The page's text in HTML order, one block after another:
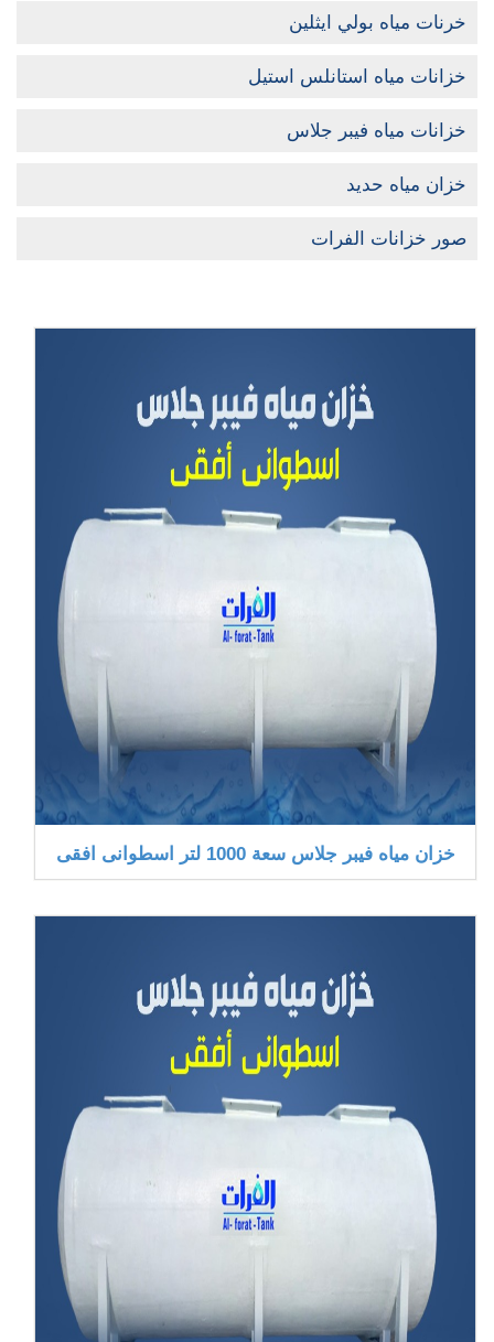
خرنات مياه بولي ايثلين
خزانات مياه استانلس استيل
خزانات مياه فيبر جلاس
خزان مياه حديد
صور خزانات الفرات
خزان مياه فيبر جلاس سعة 1000 لتر اسطوانى افقى